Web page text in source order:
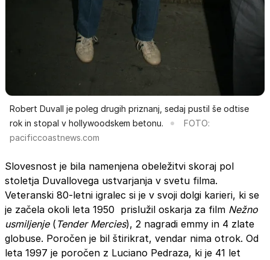
Robert Duvall je poleg drugih priznanj, sedaj pustil še odtise
rok in stopal v hollywoodskem betonu.
FOTO:
pacificcoastnews.com
Slovesnost je bila namenjena obeležitvi skoraj pol
stoletja Duvallovega ustvarjanja v svetu filma.
Veteranski 80-letni igralec si je v svoji dolgi karieri, ki se
je začela okoli leta 1950 prislužil oskarja za film Nežno
usmiljenje( Tender Mercies), 2 nagradi emmy in 4 zlate
globuse. Poročen je bil štirikrat, vendar nima otrok. Od
leta 1997 je poročen z Luciano Pedraza, ki je 41 let